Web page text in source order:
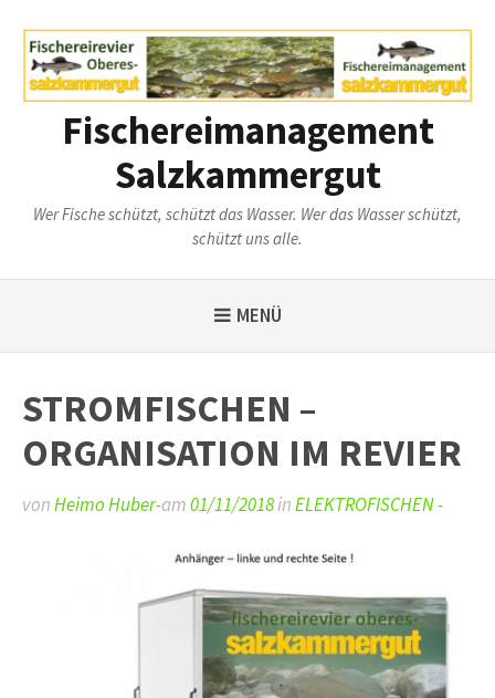
zum
Inhalt
Fischereimanagement
Salzkammergut
Wer Fische schützt, schützt das Wasser. Wer das Wasser schützt,
schützt uns alle.
MENÜ
STROMFISCHEN –
ORGANISATION IM REVIER
vonHeimo Huber-am01/11/2018inELEKTROFISCHEN -